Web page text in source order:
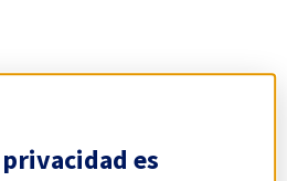
es